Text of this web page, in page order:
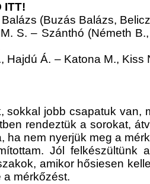
ITT!
(Buzás Balázs,
S. – Szánthó (Németh
Á. – Katona M.,
jobb csapatuk van,
rendeztük a sorokat,
ha nem nyerjük meg a
Jól felkészültünk
amikor hősiesen
a mérkőzést.